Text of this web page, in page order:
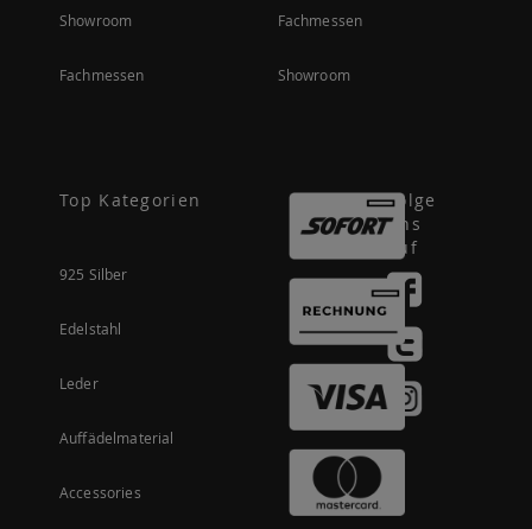
Showroom
Fachmessen
Fachmessen
Showroom
Top Kategorien
925 Silber
Edelstahl
Leder
Auffädelmaterial
Accessories
Folge
uns
auf